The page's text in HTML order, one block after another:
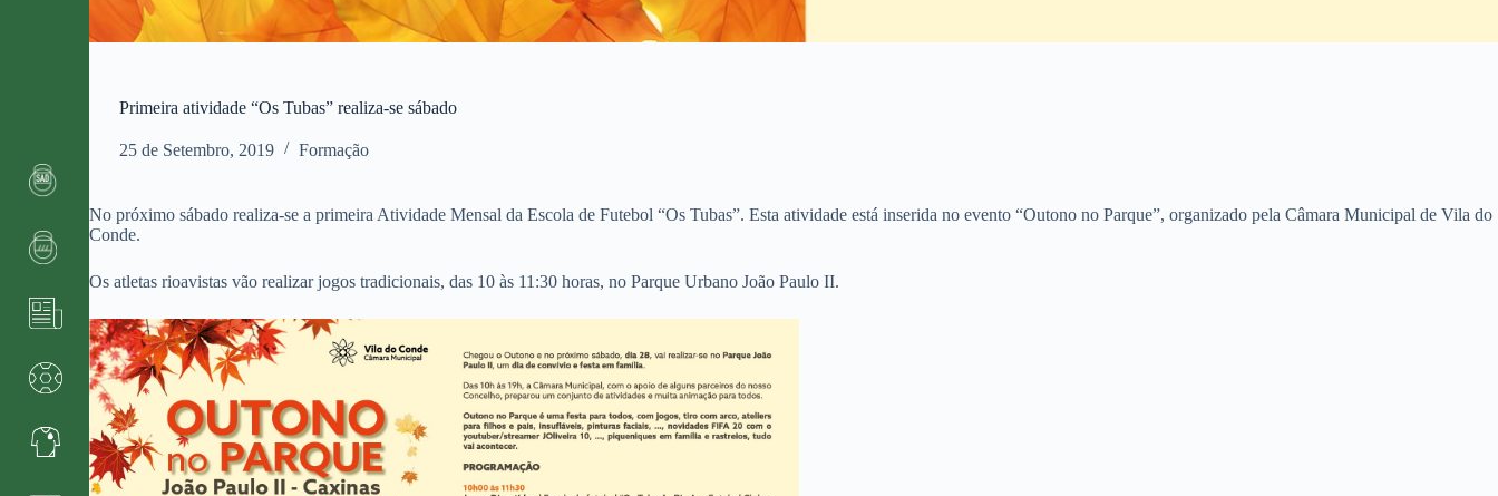
Primeira atividade “Os Tubas” realiza-se sábado
25 de Setembro, 2019 Formação
No próximo sábado realiza-se a primeira Atividade Mensal da Escola de Futebol “Os Tubas”. Esta atividade está inserida no evento “Outono no Parque”, organizado pela Câmara Municipal de Vila do
Conde.
Os atletas rioavistas vão realizar jogos tradicionais, das 10 às 11:30 horas, no Parque Urbano João Paulo II.